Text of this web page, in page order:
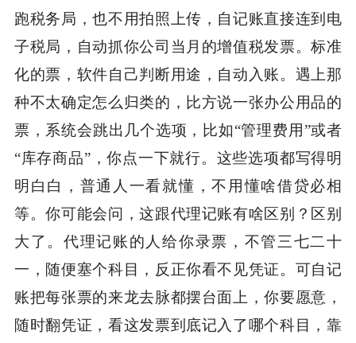
跑税务局，也不用拍照上传，自记账直接连到电
子税局，自动抓你公司当月的增值税发票。标准
化的票，软件自己判断用途，自动入账。遇上那
种不太确定怎么归类的，比方说一张办公用品的
票，系统会跳出几个选项，比如“管理费用”或者
“库存商品”，你点一下就行。这些选项都写得明
明白白，普通人一看就懂，不用懂啥借贷必相
等。你可能会问，这跟代理记账有啥区别？区别
大了。代理记账的人给你录票，不管三七二十
一，随便塞个科目，反正你看不见凭证。可自记
账把每张票的来龙去脉都摆台面上，你要愿意，
随时翻凭证，看这发票到底记入了哪个科目，靠